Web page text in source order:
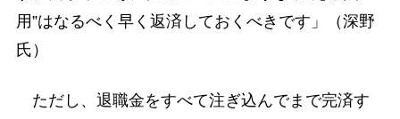
用”はなるべく早く返済しておくべきです」（深野
氏）
ただし、退職金をすべて注ぎ込んでまで完済す